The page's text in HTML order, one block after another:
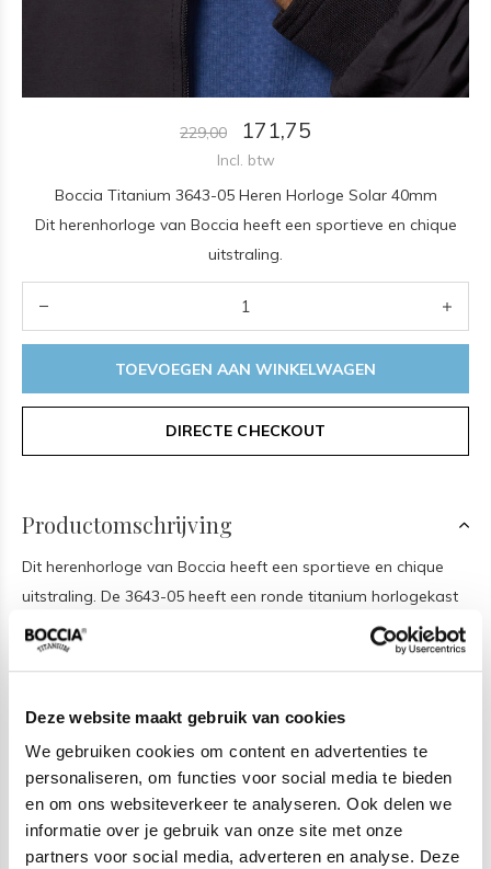
Deze website maakt gebruik van cookies
We gebruiken cookies om content en advertenties te
personaliseren, om functies voor social media te bieden
en om ons websiteverkeer te analyseren. Ook delen we
informatie over je gebruik van onze site met onze
partners voor social media, adverteren en analyse. Deze
229,00 171,75
Incl. btw
Boccia Titanium 3643-05 Heren Horloge Solar 40mm
Dit herenhorloge van Boccia heeft een sportieve en chique
uitstraling.
TOEVOEGEN AAN WINKELWAGEN
DIRECTE CHECKOUT
Productomschrijving
Dit herenhorloge van Boccia heeft een sportieve en chique
uitstraling. De 3643-05 heeft een ronde titanium horlogekast
met een glanzende bezel en een blauwe wijzerplaat met een
datum. De kroon zit veilig beschermd in de kast. Wat dit
dus het uurwerk wordt aangedreven door zonlicht dat via de
wijzerplaat wordt opgenomen. Aan de titanium kast zit een
mat glanzende titanium schakelband met een vouwsluiting.
Het horloge heeft een saffierglas, een doorsnee van 40mm
en is 10ATM. Of je nu sportief of chique gekleed gaat, dit
horloge past bij elke outfit en iedere gelegenheid!